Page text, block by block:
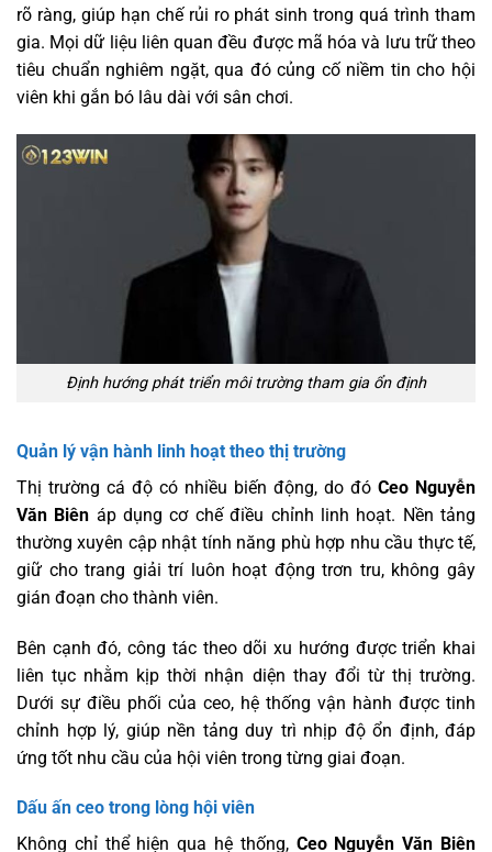
rõ ràng, giúp hạn chế rủi ro phát sinh trong quá trình tham
gia. Mọi dữ liệu liên quan đều được mã hóa và lưu trữ theo
tiêu chuẩn nghiêm ngặt, qua đó củng cố niềm tin cho hội
viên khi gắn bó lâu dài với sân chơi.
Định hướng phát triển môi trường tham gia ổn định
Quản lý vận hành linh hoạt theo thị trường
Thị trường cá độ có nhiều biến động, do đó Ceo Nguyễn
Văn Biên áp dụng cơ chế điều chỉnh linh hoạt. Nền tảng
thường xuyên cập nhật tính năng phù hợp nhu cầu thực tế,
giữ cho trang giải trí luôn hoạt động trơn tru, không gây
gián đoạn cho thành viên.
Bên cạnh đó, công tác theo dõi xu hướng được triển khai
liên tục nhằm kịp thời nhận diện thay đổi từ thị trường.
Dưới sự điều phối của ceo, hệ thống vận hành được tinh
chỉnh hợp lý, giúp nền tảng duy trì nhịp độ ổn định, đáp
ứng tốt nhu cầu của hội viên trong từng giai đoạn.
Dấu ấn ceo trong lòng hội viên
Không chỉ thể hiện qua hệ thống,Ceo Nguyễn Văn Biên